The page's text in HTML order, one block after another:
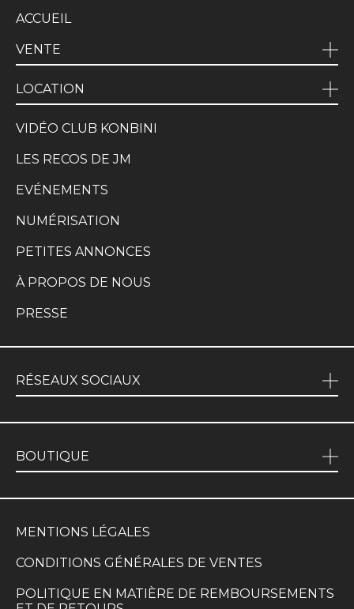
ACCUEIL
VENTE
LOCATION
VIDÉO CLUB KONBINI
LES RECOS DE JM
EVÉNEMENTS
NUMÉRISATION
PETITES ANNONCES
À PROPOS DE NOUS
PRESSE
RÉSEAUX SOCIAUX
BOUTIQUE
MENTIONS LÉGALES
CONDITIONS GÉNÉRALES DE VENTES
POLITIQUE EN MATIÈRE DE REMBOURSEMENTS